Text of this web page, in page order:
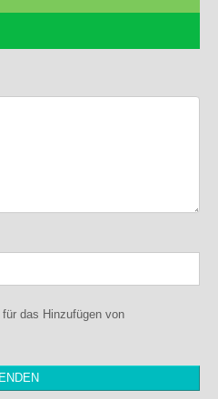
für das Hinzufügen von